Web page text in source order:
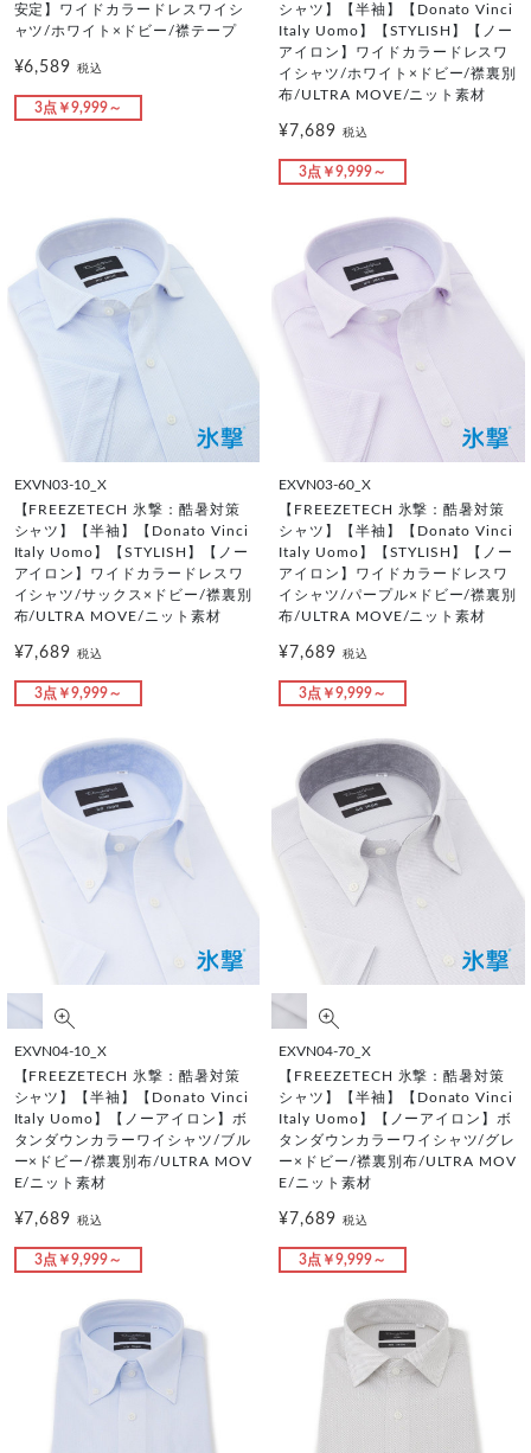
安定】ワイドカラードレスワイシ
ャツ/ホワイト×ドビー/襟テープ
¥6,589税込
3点￥9,999～
シャツ】【半袖】【Donato Vinci
Italy Uomo】【STYLISH】【ノー
アイロン】ワイドカラードレスワ
イシャツ/ホワイト×ドビー/襟裏別
布/ULTRA MOVE/ニット素材
¥7,689 税込
3点￥9,999～
EXVN03-10_X
【FREEZETECH 氷撃：酷暑対策
シャツ】【半袖】【Donato Vinci
Italy Uomo】【STYLISH】【ノー
アイロン】ワイドカラードレスワ
イシャツ/サックス×ドビー/襟裏別
布/ULTRA MOVE/ニット素材
¥7,689税込
3点￥9,999～
EXVN03-60_X
【FREEZETECH 氷撃：酷暑対策
シャツ】【半袖】【Donato Vinci
Italy Uomo】【STYLISH】【ノー
アイロン】ワイドカラードレスワ
イシャツ/パープル×ドビー/襟裏別
布/ULTRA MOVE/ニット素材
¥7,689 税込
3点￥9,999～
EXVN04-10_X
【FREEZETECH 氷撃：酷暑対策
シャツ】【半袖】【Donato Vinci
Italy Uomo】【ノーアイロン】ボ
タンダウンカラーワイシャツ/ブル
ー×ドビー/襟裏別布/ULTRA MOV
E/ニット素材
¥7,689税込
3点￥9,999～
EXVN04-70_X
【FREEZETECH 氷撃：酷暑対策
シャツ】【半袖】【Donato Vinci
Italy Uomo】【ノーアイロン】ボ
タンダウンカラーワイシャツ/グレ
ー×ドビー/襟裏別布/ULTRA MOV
E/ニット素材
¥7,689 税込
3点￥9,999～